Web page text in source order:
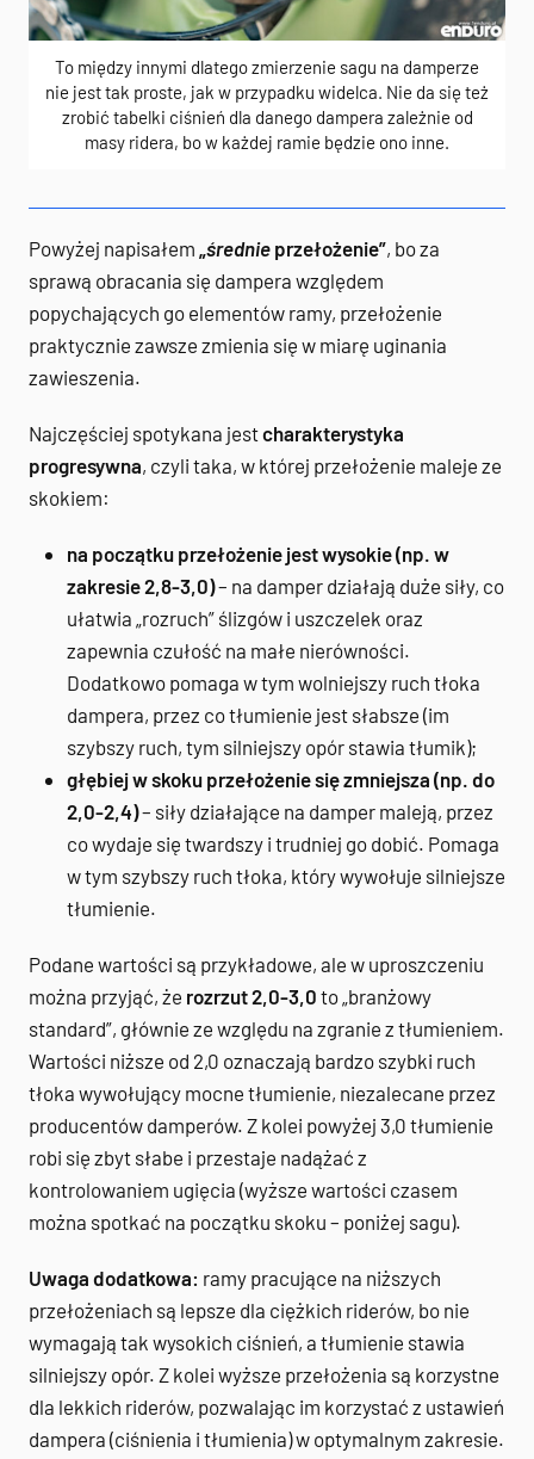
To między innymi dlatego zmierzenie sagu na damperze
nie jest tak proste, jak w przypadku widelca. Nie da się też
zrobić tabelki ciśnień dla danego dampera zależnie od
masy ridera, bo w każdej ramie będzie ono inne.
Powyżej napisałem średnie przełożenie”, bo za
sprawą obracania się dampera względem
popychających go elementów ramy, przełożenie
praktycznie zawsze zmienia się w miarę uginania
zawieszenia.
Najczęściej spotykana jestcharakterystyka
progresywna, czyli taka, w której przełożenie maleje ze
skokiem:
na początku przełożenie jest wysokie (np. w
zakresie 2,8-3,0)– na damper działają duże siły, co
ułatwia „rozruch” ślizgów i uszczelek oraz
zapewnia czułość na małe nierówności.
Dodatkowo pomaga w tym wolniejszy ruch tłoka
dampera, przez co tłumienie jest słabsze (im
szybszy ruch, tym silniejszy opór stawia tłumik);
głębiej w skoku przełożenie się zmniejsza (np. do
2,0-2,4)– siły działające na damper maleją, przez
co wydaje się twardszy i trudniej go dobić. Pomaga
w tym szybszy ruch tłoka, który wywołuje silniejsze
tłumienie.
Podane wartości są przykładowe, ale w uproszczeniu
można przyjąć, że rozrzut 2,0-3,0 to „branżowy
standard”, głównie ze względu na zgranie z tłumieniem.
Wartości niższe od 2,0 oznaczają bardzo szybki ruch
tłoka wywołujący mocne tłumienie, niezalecane przez
producentów damperów. Z kolei powyżej 3,0 tłumienie
robi się zbyt słabe i przestaje nadążać z
kontrolowaniem ugięcia (wyższe wartości czasem
można spotkać na początku skoku – poniżej sagu).
Uwaga dodatkowa: ramy pracujące na niższych
przełożeniach są lepsze dla ciężkich riderów, bo nie
wymagają tak wysokich ciśnień, a tłumienie stawia
silniejszy opór. Z kolei wyższe przełożenia są korzystne
dla lekkich riderów, pozwalając im korzystać z ustawień
dampera (ciśnienia i tłumienia) w optymalnym zakresie.